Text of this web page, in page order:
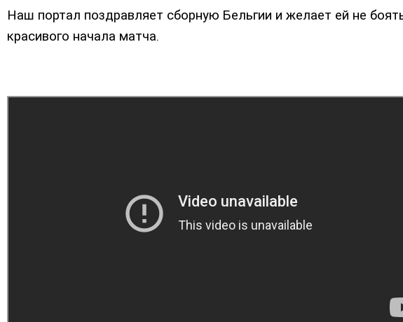
Наш портал поздравляет сборную Бельгии и желает ей не
красивого начала матча.